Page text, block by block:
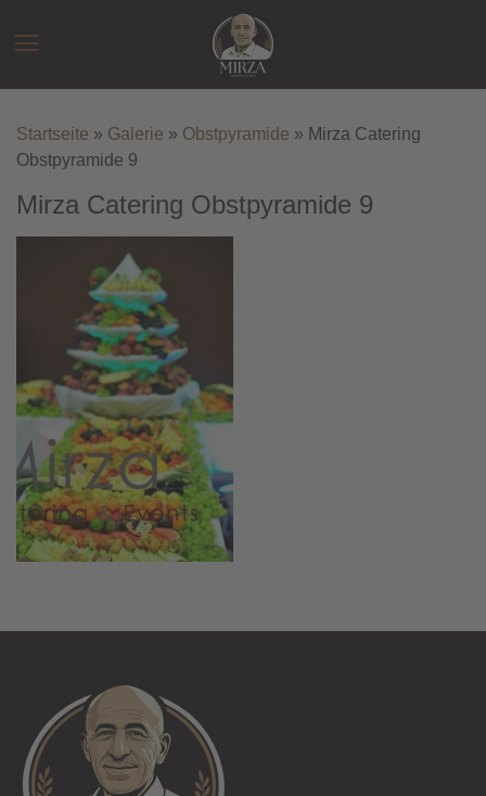
springen
☰
Startseite » Galerie » Obstpyramide » Mirza Catering
Obstpyramide 9
Mirza Catering Obstpyramide 9